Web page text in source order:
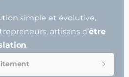
simple et évolutive,
artisans d’être
.